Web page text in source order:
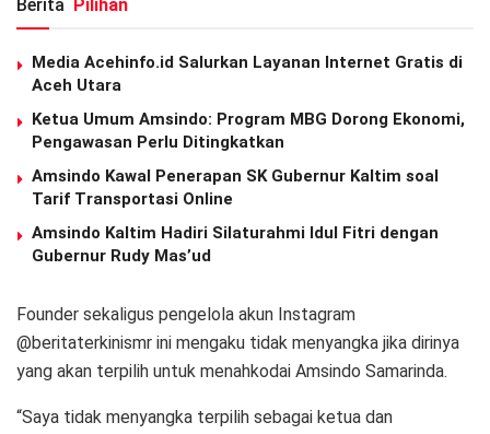
Berita Pilihan
Media Acehinfo.id Salurkan Layanan Internet Gratis di
Aceh Utara
Ketua Umum Amsindo: Program MBG Dorong Ekonomi,
Pengawasan Perlu Ditingkatkan
Amsindo Kawal Penerapan SK Gubernur Kaltim soal
Tarif Transportasi Online
Amsindo Kaltim Hadiri Silaturahmi Idul Fitri dengan
Gubernur Rudy Mas’ud
Founder sekaligus pengelola akun Instagram
@beritaterkinismr ini mengaku tidak menyangka jika dirinya
yang akan terpilih untuk menahkodai Amsindo Samarinda.
“Saya tidak menyangka terpilih sebagai ketua dan